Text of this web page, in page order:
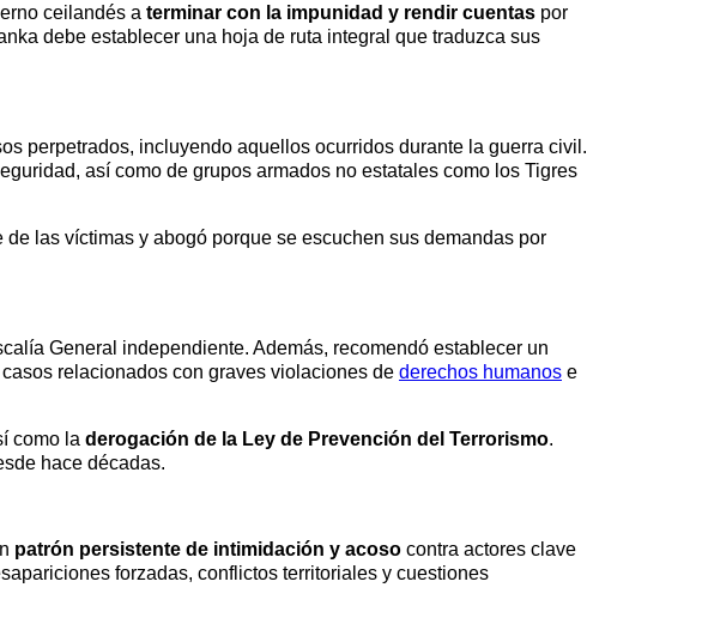
ceilandés a terminar con la impunidad y rendir cuentas por
debe establecer una hoja de ruta integral que traduzca sus
perpetrados, incluyendo aquellos ocurridos durante la guerra civil.
así como de grupos armados no estatales como los Tigres
las víctimas y abogó porque se escuchen sus demandas por
General independiente. Además, recomendó establecer un
relacionados con graves violaciones de derechos humanos e
como la derogación de la Ley de Prevención del Terrorismo.
hace décadas.
patrón persistente de intimidación y acoso contra actores clave
forzadas, conflictos territoriales y cuestiones